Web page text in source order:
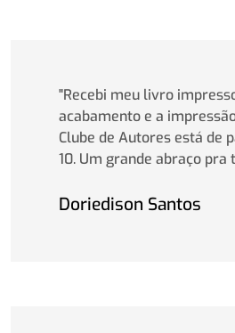
"Recebi meu livro
acabamento e a
Clube de Autores está de
10. Um grande abraço pra
Doriedison Santos